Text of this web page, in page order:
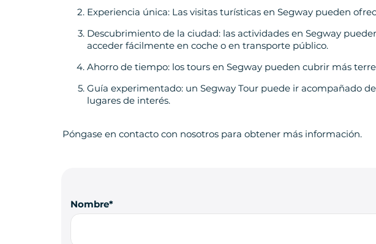
Experiencia única: Las visitas turísticas en Segway pueden
Descubrimiento de la ciudad: las actividades en Segway
acceder fácilmente en coche o en transporte público.
Ahorro de tiempo: los tours en Segway pueden cubrir más
Guía experimentado: un Segway Tour puede ir acompañado
lugares de interés.
Póngase en contacto con nosotros para obtener más información.
Nombre